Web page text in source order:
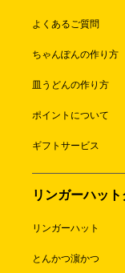
よくあるご質問
ちゃんぽんの作り方
皿うどんの作り方
ポイントについて
ギフトサービス
リンガーハッ
リンガーハット
とんかつ濵かつ